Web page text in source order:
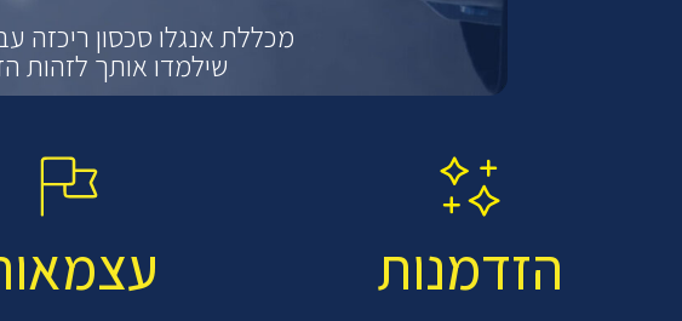
מכללת אנגלו סכסון ריכזה
שילמדו אותך לזהות
הזדמנות